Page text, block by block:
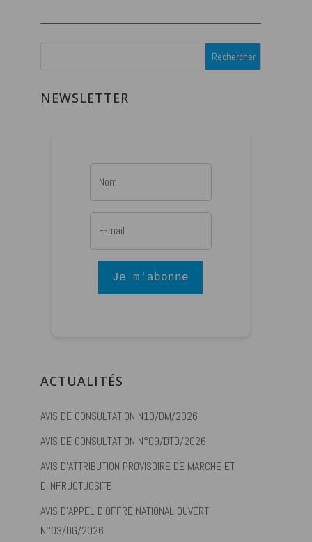
NEWSLETTER
Je m'abonne
ACTUALITÉS
AVIS DE CONSULTATION N10/DM/2026
AVIS DE CONSULTATION N°09/DTD/2026
AVIS D’ATTRIBUTION PROVISOIRE DE MARCHE ET
D’INFRUCTUOSITE
AVIS D’APPEL D’OFFRE NATIONAL OUVERT
N°03/DG/2026